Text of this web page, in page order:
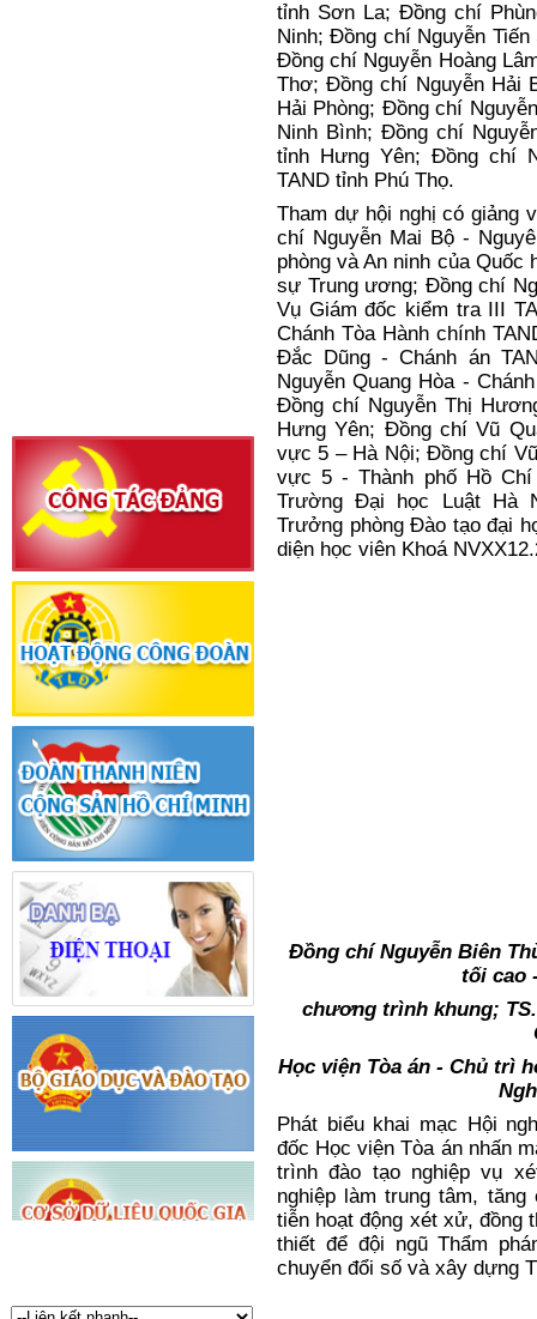
Về phía các Toà án địa
án TAND tỉnh Hà Tĩnh;
TAND tỉnh Lai Châu; Đồng
tỉnh Sơn La; Đồng chí
Ninh; Đồng chí Nguyễn
Đồng chí Nguyễn Hoàng
Thơ; Đồng chí Nguyễn Hải
Hải Phòng; Đồng chí
Ninh Bình;Đồng chí
tỉnh Hưng Yên; Đồng chí
TAND tỉnh Phú Thọ.
Tham dự hội nghị cógiảng
chí Nguyễn Mai Bộ -
phòng và An ninh của Quốc
sự Trung ương;Đồng chí
Vụ Giám đốc kiểm tra III
Chánh Tòa Hành chính
Đắc Dũng-Chánh án
Nguyễn Quang Hòa-
Đồng chí Nguyễn Thị
Hưng Yên; Đồng chí Vũ
vực 5 – Hà Nội;Đồng chí
vực 5- Thành phố Hồ
Đồng chí Nguyễn Biên
chương trình khung;
Học viện Tòa án -Chủ trì
Phát biểu khai mạc Hội
đốc Học viện Tòa án nhấn
trình đào tạo nghiệp vụ
nghiệp làm trung tâm,